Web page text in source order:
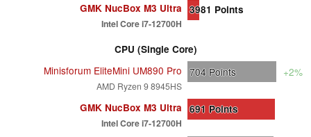
GMK NucBox M3 Ultra
Intel Core i7-12700H
3981 Points
CPU (Single Core)
Minisforum EliteMini UM890 Pro
AMD Ryzen 9 8945HS
704 Points +2%
GMK NucBox M3 Ultra
Intel Core i7-12700H
691 Points